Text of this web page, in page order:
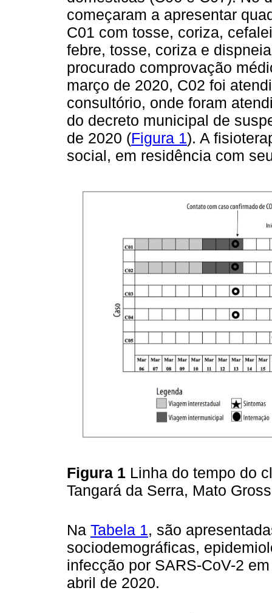
começaram a apresentar
C01 com tosse, coriza,
febre, tosse, coriza e
procurado comprovação
março de 2020, C02 foi
consultório, onde foram
do decreto municipal de
de 2020 (Figura 1). A
social, em residência com
Figura 1 Linha do tempo do
Tangará da Serra, Mato
Na Tabela 1, são
sociodemográficas,
infecção por SARS-CoV-2
abril de 2020.